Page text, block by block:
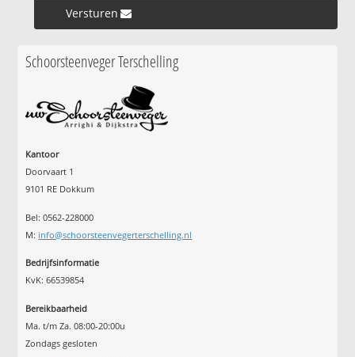
Versturen »
Schoorsteenveger Terschelling
Kantoor
Doorvaart 1
9101 RE Dokkum
Bel: 0562-228000
M: info@schoorsteenvegerterschelling.nl
Bedrijfsinformatie
KvK: 66539854
Bereikbaarheid
Ma. t/m Za. 08:00-20:00u
Zondags gesloten